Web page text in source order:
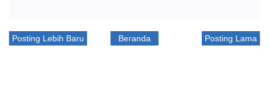
Posting Lebih Baru Posting Lama
Beranda